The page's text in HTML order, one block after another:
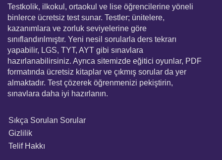
Testkolik, ilkokul, ortaokul ve lise öğrencilerine yöneli
binlerce ücretsiz test sunar. Testler; ünitelere,
kazanımlara ve zorluk seviyelerine göre
sınıflandırılmıştır. Yeni nesil sorularla ders tekrarı
yapabilir, LGS, TYT, AYT gibi sınavlara
hazırlanabilirsiniz. Ayrıca sitemizde eğitici oyunlar, PDF
formatında ücretsiz kitaplar ve çıkmış sorular da yer
almaktadır. Test çözerek öğrenmenizi pekiştirin,
sınavlara daha iyi hazırlanın.
Sıkça Sorulan Sorular
Gizlilik
Telif Hakkı